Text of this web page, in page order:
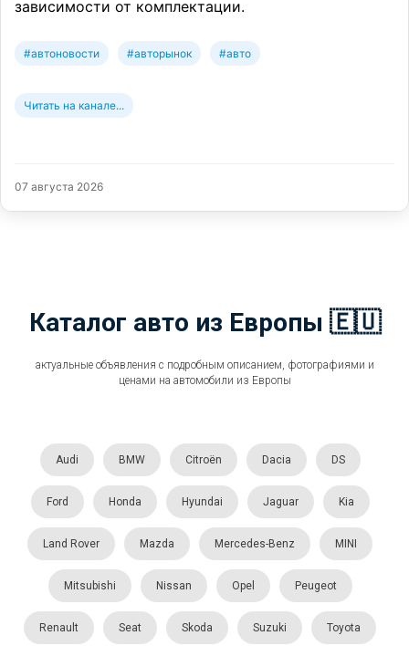
зависимости от комплектации.
#автоновости #авторынок #авто
Читать на канале...
07 августа 2026
Каталог авто из Европы 🇪🇺
актуальные объявления с подробным описанием, фотографиями и
ценами на автомобили из Европы
Audi BMW Citroën Dacia DS
Ford Honda Hyundai Jaguar Kia
Land Rover Mazda Mercedes-Benz MINI
Mitsubishi Nissan Opel Peugeot
Renault Seat Skoda Suzuki Toyota